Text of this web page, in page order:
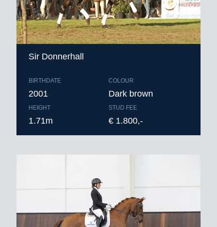
Sir Donnerhall
BIRTHDATE
2001
HEIGHT
1.71m
COLOUR
Dark brown
STUD FEE
€ 1.800,-